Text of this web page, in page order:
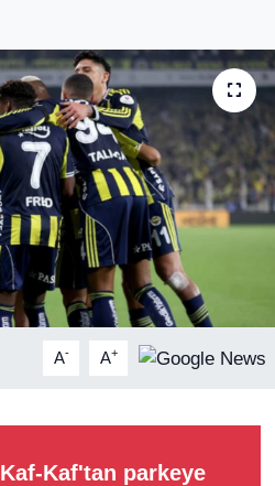
A- A+
Kaf-Kaf'tan parkeye